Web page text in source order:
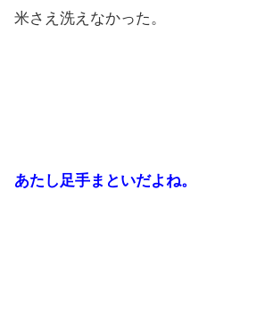
米さえ洗えなかった。
あたし足手まといだよね。